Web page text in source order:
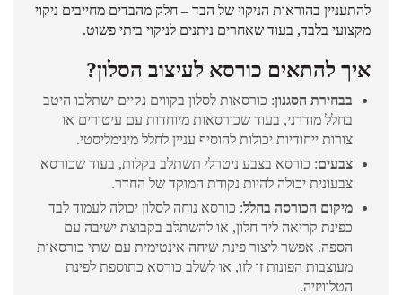
להתעניין בהוראות הניקוי של הבד – חלק מהבדים מחייבים ניקוי
מקצועי בלבד, בעוד שאחרים ניתנים לניקוי ביתי פשוט.
איך להתאים כורסא לעיצוב הסלון?
בבחירת הסגנון: כורסאות לסלון בקווים נקיים ישתלבו היטב
בחלל מודרני, בעוד שכורסאות מיוחדות עם עיטורים או
צורות ייחודיות יכולות להוסיף עניין לחלל מינימליסטי.
צבעים: כורסא בצבע ניטרלי תשתלב בקלות, בעוד שכורסא
צבעונית יכולה להיות נקודת המוקד של החדר.
מיקום הכורסה בחלל: כורסא נוחה לסלון יכולה לעמוד לבד
כפינת קריאה ליד חלון, או להשתלב בקבוצת ישיבה עם
הספה. אפשר ליצור פינת שיחה אינטימית עם שתי כורסאות
מעוצבות הפונות זו לזו, או לשלב כורסא כתוספת לפינת
הטלוויזיה.